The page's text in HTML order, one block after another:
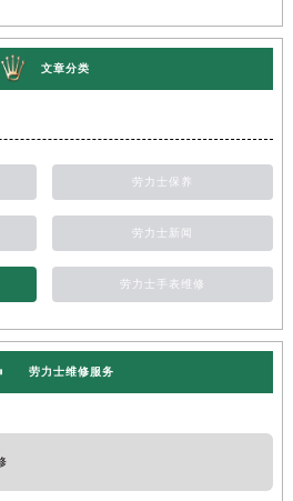
文章分类
劳力士保养
劳力士新闻
劳力士手表维修
劳力士维修服务